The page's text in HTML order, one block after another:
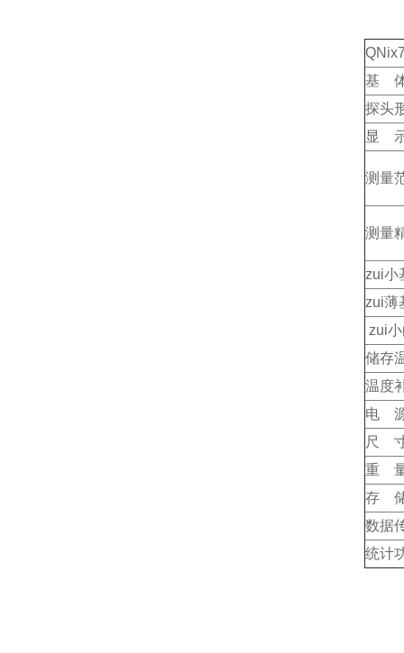
基
探头
显
测量
测量
zui小
zui薄
zui
储存
温度
电
尺
重
存
数据
统计